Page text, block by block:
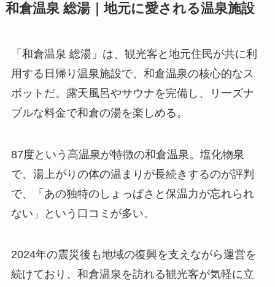
和倉温泉 総湯｜地元に愛される温泉施設
「和倉温泉 総湯」は、観光客と地元住民が共に利
用する日帰り温泉施設で、和倉温泉の核心的なス
ポットだ。露天風呂やサウナを完備し、リーズナ
ブルな料金で和倉の湯を楽しめる。
87度という高温泉が特徴の和倉温泉。塩化物泉
で、湯上がりの体の温まりが長続きするのが評判
で、「あの独特のしょっぱさと保温力が忘れられ
ない」という口コミが多い。
2024年の震災後も地域の復興を支えながら運営を
続けており、和倉温泉を訪れる観光客が気軽に立